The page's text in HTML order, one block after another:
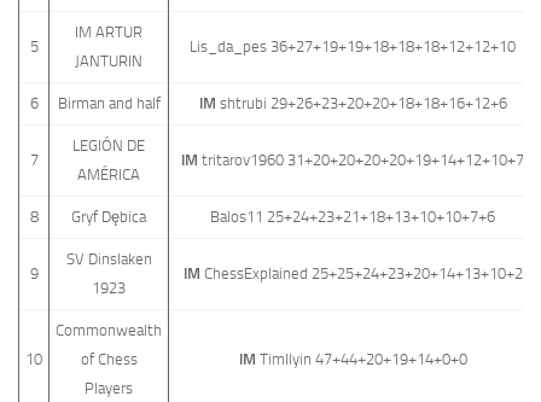
5
IM ARTUR
JANTURIN
Lis_da_pes 36+27+19+19+18+18+18+12+12+10
6 Birman and half IM shtrubi 29+26+23+20+20+18+18+16+12+6
7
LEGIÓN DE
AMÉRICA
IM tritarov1960 31+20+20+20+20+19+14+12+10+7
8 Gryf Dębica Balos11 25+24+23+21+18+13+10+10+7+6
9
SV Dinslaken
1923
IM ChessExplained 25+25+24+23+20+14+13+10+2
10
Commonwealth
of Chess
Players
IM TimIlyin 47+44+20+19+14+0+0